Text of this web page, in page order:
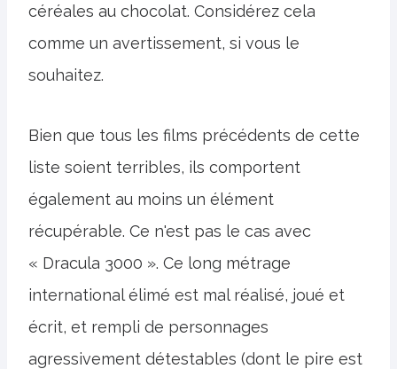
céréales au chocolat. Considérez cela
comme un avertissement, si vous le
souhaitez.
Bien que tous les films précédents de cette
liste soient terribles, ils comportent
également au moins un élément
récupérable. Ce n'est pas le cas avec
« Dracula 3000 ». Ce long métrage
international élimé est mal réalisé, joué et
écrit, et rempli de personnages
agressivement détestables (dont le pire est